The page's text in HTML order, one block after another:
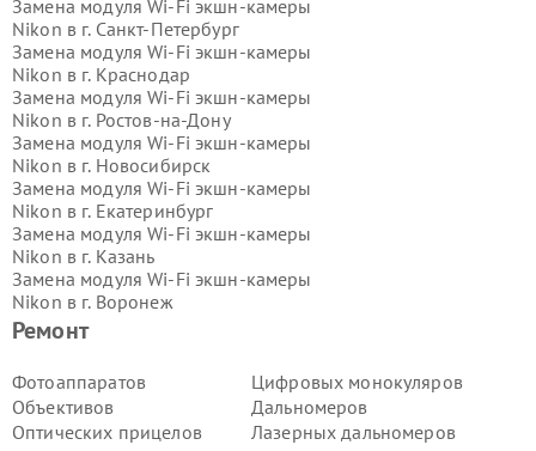
Ремонт
Фотоаппаратов
Объективов
Оптических прицелов
Цифровых монокуляров
Дальномеров
Лазерных дальномеров
Замена модуля Wi-Fi экшн-камеры
Nikon в г. Санкт-Петербург
Замена модуля Wi-Fi экшн-камеры
Nikon в г. Краснодар
Замена модуля Wi-Fi экшн-камеры
Nikon в г. Ростов-на-Дону
Замена модуля Wi-Fi экшн-камеры
Nikon в г. Новосибирск
Замена модуля Wi-Fi экшн-камеры
Nikon в г. Екатеринбург
Замена модуля Wi-Fi экшн-камеры
Nikon в г. Казань
Замена модуля Wi-Fi экшн-камеры
Nikon в г. Воронеж
Замена модуля Wi-Fi экшн-камеры
Замена модуля Wi-Fi экшн-камеры
Nikon в г.Самара
Замена модуля Wi-Fi экшн-камеры
Nikon в г.Пермь